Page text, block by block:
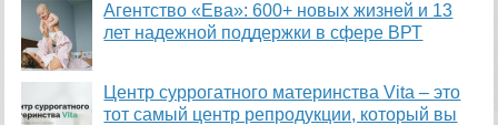
Агентство «Ева»: 600+ новых жизней и 13
лет надежной поддержки в сфере ВРТ
​Центр суррогатного материнства Vita – это
тот самый центр репродукции, который вы